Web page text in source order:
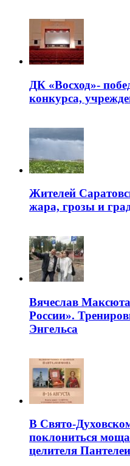
ДК «Восход»-
конкурса,
Жителей
жара, грозы и
Вячеслав
России».
Энгельса
В Свято-
поклониться
целителя